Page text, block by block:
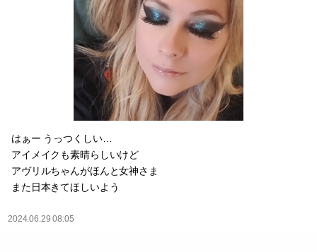
はぁー うっつくしい…
アイメイクも素晴らしいけど
アヴリルちゃんがほんと女神さま
また日本きてほしいよう
2024.06.29 08:05